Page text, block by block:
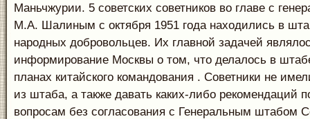
Маньчжурии. 5 советских советников во главе с
М.А. Шалиным с октября 1951 года находились в
народных добровольцев. Их главной задачей
информирование Москвы о том, что делалось в
планах китайского командования . Советники не
из штаба, а также давать каких-либо рекомендаций
вопросам без согласования с Генеральным штабом